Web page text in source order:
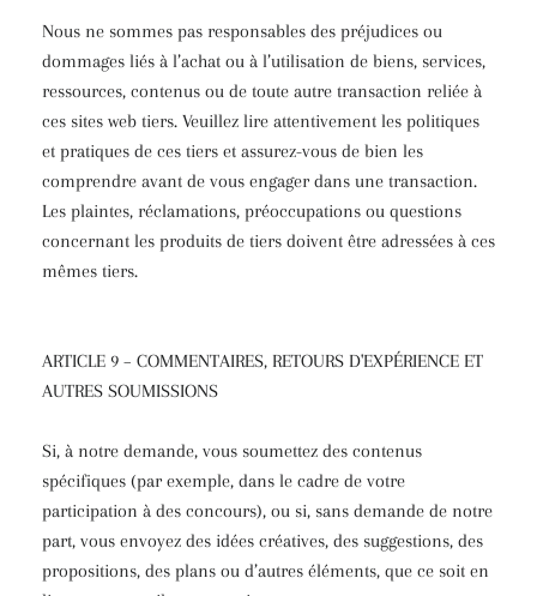
Nous ne sommes pas responsables des préjudices ou
dommages liés à l’achat ou à l’utilisation de biens, services,
ressources, contenus ou de toute autre transaction reliée à
ces sites web tiers. Veuillez lire attentivement les politiques
et pratiques de ces tiers et assurez-vous de bien les
comprendre avant de vous engager dans une transaction.
Les plaintes, réclamations, préoccupations ou questions
concernant les produits de tiers doivent être adressées à ces
mêmes tiers.
ARTICLE 9 – COMMENTAIRES, RETOURS D'EXPÉRIENCE ET
AUTRES SOUMISSIONS
Si, à notre demande, vous soumettez des contenus
spécifiques (par exemple, dans le cadre de votre
participation à des concours), ou si, sans demande de notre
part, vous envoyez des idées créatives, des suggestions, des
propositions, des plans ou d’autres éléments, que ce soit en